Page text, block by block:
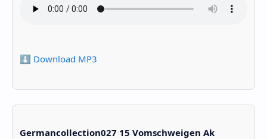
⬇️ Download MP3
Germancollection027 15 Vomschweigen Ak